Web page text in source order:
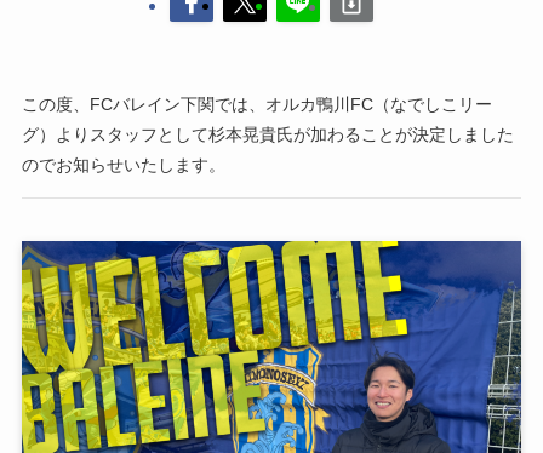
この度、FCバレイン下関では、オルカ鴨川FC（なでしこリー
グ）よりスタッフとして杉本晃貴氏が加わることが決定しました
のでお知らせいたします。